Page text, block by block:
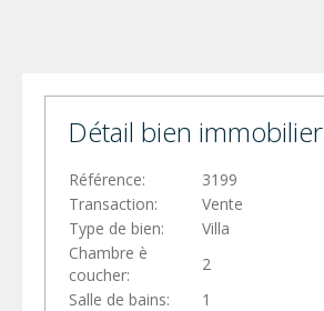
Détail bien immobilier
Référence:
3199
Transaction:
Vente
Type de bien:
Villa
Chambre è
coucher:
2
Salle de bains:
1